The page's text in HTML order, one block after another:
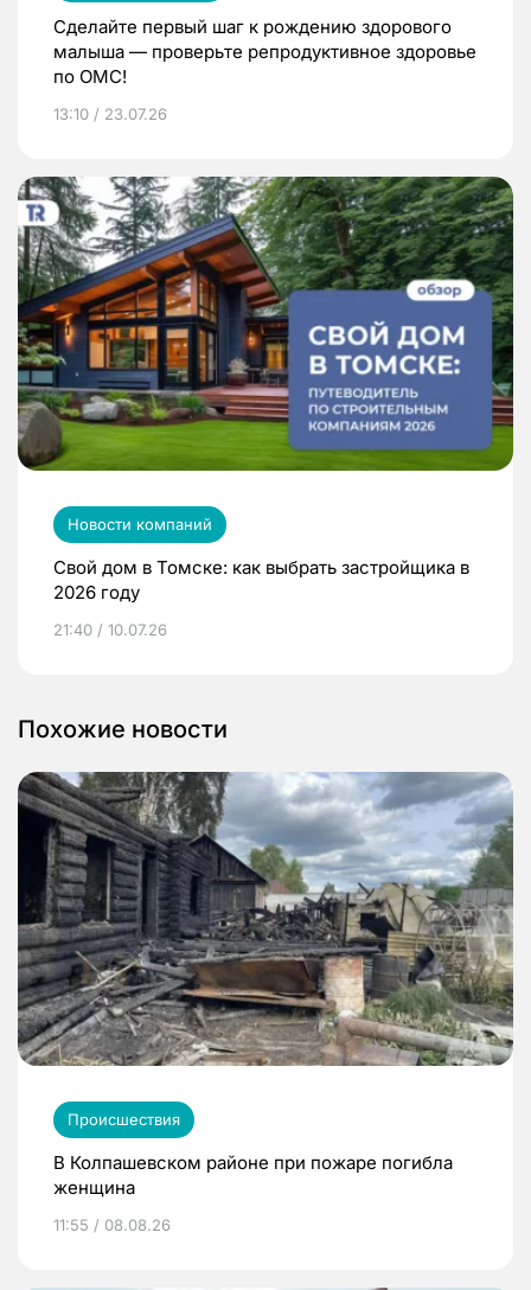
Сделайте первый шаг к рождению здорового
малыша — проверьте репродуктивное здоровье
по ОМС!
13:10 / 23.07.26
Новости компаний
Свой дом в Томске: как выбрать застройщика в
2026 году
21:40 / 10.07.26
Похожие новости
Происшествия
В Колпашевском районе при пожаре погибла
женщина
11:55 / 08.08.26